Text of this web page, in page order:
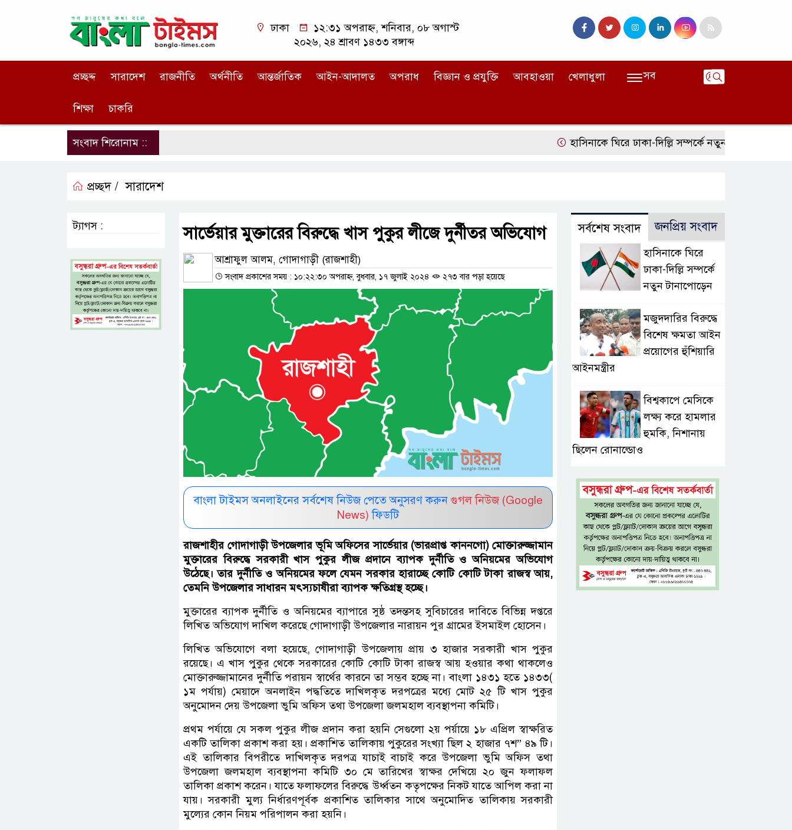
ঢাকা
১২:৩১ অপরাহ্ন, শনিবার, ০৮ অগাস্ট
২০২৬, ২৪ শ্রাবণ ১৪৩৩ বঙ্গাব্দ
প্রচ্ছদ্দ সারাদেশ রাজনীতি অর্থনীতি আন্তর্জাতিক আইন-আদালত অপরাধ বিজ্ঞান ও প্রযুক্তি আবহাওয়া খেলাধুলা
শিক্ষা চাকরি
সব
সংবাদ শিরোনাম :: হাসিনাকে ঘিরে ঢাকা-দিল্লি সম্পর্কে নতুন টানাপোড়েন
প্রচ্ছদ / সারাদেশ
সার্ভেয়ার মুক্তারের বিরুদ্ধে খাস পুকুর লীজে দুর্নীতর অভিযোগ
আশ্রাফুল আলম, গোদাগাড়ী (রাজশাহী)
সংবাদ প্রকাশের সময় : ১০:২২:৩০ অপরাহ্ন, বুধবার, ১৭ জুলাই ২০২৪ ২৭৩ বার পড়া হয়েছে
বাংলা টাইমস অনলাইনের সর্বশেষ নিউজ পেতে অনুসরণ করুন গুগল নিউজ (Google
News) ফিডটি
রাজশাহীর গোদাগাড়ী উপজেলার ভূমি অফিসের সার্ভেয়ার (ভারপ্রাপ্ত কাননগো) মোক্তারুজ্জামান
মুক্তারের বিরুদ্ধে সরকারী খাস পুকুর লীজ প্রদানে ব্যাপক দুর্নীতি ও অনিয়মের অভিযোগ
উঠেছে। তার দুর্নীতি ও অনিয়মের ফলে যেমন সরকার হারাচ্ছে কোটি কোটি টাকা রাজস্ব আয়,
তেমনি উপজেলার সাধারন মৎস্যচাষীরা ব্যাপক ক্ষতিগ্রস্থ হচ্ছে।
মুক্তারের ব্যাপক দুর্নীতি ও অনিয়মের ব্যাপারে সুষ্ঠ তদন্তসহ সুবিচারের দাবিতে বিভিন্ন দপ্তরে
লিখিত অভিযোগ দাখিল করেছে গোদাগাড়ী উপজেলার নারায়ন পুর গ্রামের ইসমাইল হোসেন।
লিখিত অভিযোগে বলা হয়েছে, গোদাগাড়ী উপজেলায় প্রায় ৩ হাজার সরকারী খাস পুকুর
রয়েছে। এ খাস পুকুর থেকে সরকারের কোটি কোটি টাকা রাজস্ব আয় হওয়ার কথা থাকলেও
মোক্তারুজ্জামানের দুর্নীতি পরায়ন স্বার্থের কারনে তা সম্ভব হচ্ছে না। বাংলা ১৪৩১ হতে ১৪৩৩(
১ম পর্যায়) মেয়াদে অনলাইন পদ্ধতিতে দাখিলকৃত দরপত্রের মধ্যে মোট ২৫ টি খাস পুকুর
অনুমোদন দেয় উপজেলা ভুমি অফিস তথা উপজেলা জলমহাল ব্যবস্থাপনা কমিটি।
প্রথম পর্যায়ে যে সকল পুকুর লীজ প্রদান করা হয়নি সেগুলো ২য় পর্য়ায়ে ১৮ এপ্রিল স্বাক্ষরিত
একটি তালিকা প্রকাশ করা হয়। প্রকাশিত তালিকায় পুকুরের সংখ্যা ছিল ২ হাজার ৭শ” ৪৯ টি।
এই তালিকার বিপরীতে দাখিলকৃত দরপত্র যাচাই বাচাই করে উপজেলা ভুমি অফিস তথা
উপজেলা জলমহাল ব্যবস্থাপনা কমিটি ৩০ মে তারিখের স্বাক্ষর দেখিয়ে ২০ জুন ফলাফল
তালিকা প্রকাশ করেন। যাতে ফলাফলের বিরুদ্ধে উর্ধ্বতন কতৃপক্ষের নিকট যাতে আপিল করা না
যায়। সরকারী মুল্য নির্ধারণপূর্বক প্রকাশিত তালিকার সাথে অনুমোদিত তালিকায় সরকারী
মুল্যের কোন নিয়ম পরিপালন করা হয়নি।
ট্যাগস : সর্বশেষ সংবাদ জনপ্রিয় সংবাদ
হাসিনাকে ঘিরে
ঢাকা-দিল্লি সম্পর্কে
নতুন টানাপোড়েন
মজুদদারির বিরুদ্ধে
বিশেষ ক্ষমতা আইন
প্রয়োগের হুঁশিয়ারি
আইনমন্ত্রীর
বিশ্বকাপে মেসিকে
লক্ষ্য করে হামলার
হুমকি, নিশানায়
ছিলেন রোনাল্ডোও
প্রধানমন্ত্রীর প্রথম
চট্টগ্রাম সফর,
উচ্ছ্বসিত
নেতাকর্মীরা
জুলাই
গণঅভ্যুত্থানের